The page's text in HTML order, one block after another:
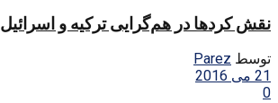
نقش کردها در هم‌گرایی ترکیه و اسرائیل
توسط Parez
21 می 2016
0